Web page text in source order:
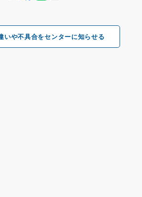
いや不具合をセンターに知らせる